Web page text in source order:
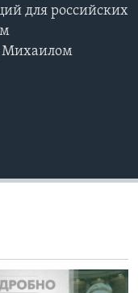
для российских
Михаилом